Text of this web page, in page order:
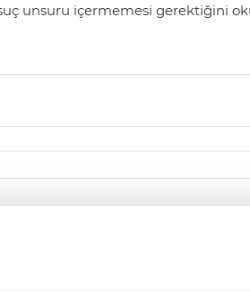
unsuru içermemesi gerektiğini